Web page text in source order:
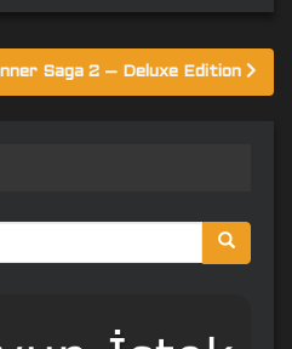
Saga 2 – Deluxe Edition